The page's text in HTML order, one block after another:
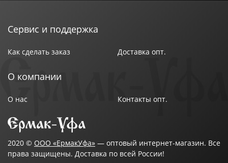
Сервис и поддержка
Как сделать заказ Доставка опт.
О компании
О нас Контакты опт.
2020 © ООО «ЕрмакУфа» — оптовый интернет-магазин. Все
права защищены. Доставка по всей России!